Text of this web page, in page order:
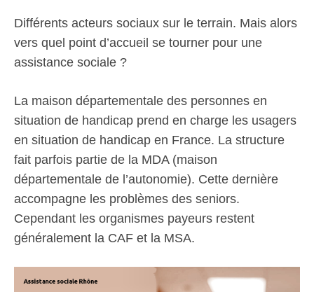
Différents acteurs sociaux sur le terrain. Mais alors
vers quel point d’accueil se tourner pour une
assistance sociale ?
La maison départementale des personnes en
situation de handicap prend en charge les usagers
en situation de handicap en France. La structure
fait parfois partie de la MDA (maison
départementale de l’autonomie). Cette dernière
accompagne les problèmes des seniors.
Cependant les organismes payeurs restent
généralement la CAF et la MSA.